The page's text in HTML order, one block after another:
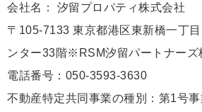
会社名： 汐留プロパティ株式会社
〒105-7133 東京都港区東新橋一丁
ンター33階※RSM汐留パートナーズ
電話番号：050-3593-3630
不動産特定共同事業の種別：第1号